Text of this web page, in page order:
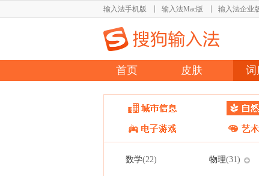
输入法手机版 输入法Mac版 输入法企业
首页 皮肤 词
数学(22) 物理(31)